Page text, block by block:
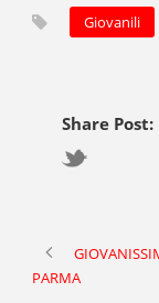
Giovanili
Share Post:
PARMA